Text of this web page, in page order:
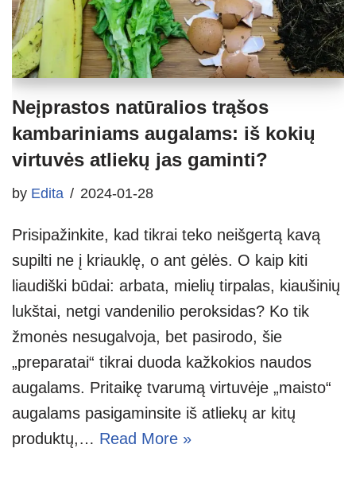
Neįprastos natūralios trąšos
kambariniams augalams: iš kokių
virtuvės atliekų jas gaminti?
by Edita 2024-01-28
Prisipažinkite, kad tikrai teko neišgertą kavą
supilti ne į kriauklę, o ant gėlės. O kaip kiti
liaudiški būdai: arbata, mielių tirpalas, kiaušinių
lukštai, netgi vandenilio peroksidas? Ko tik
žmonės nesugalvoja, bet pasirodo, šie
„preparatai“ tikrai duoda kažkokios naudos
augalams. Pritaikę tvarumą virtuvėje „maisto“
augalams pasigaminsite iš atliekų ar kitų
produktų,… Read More »